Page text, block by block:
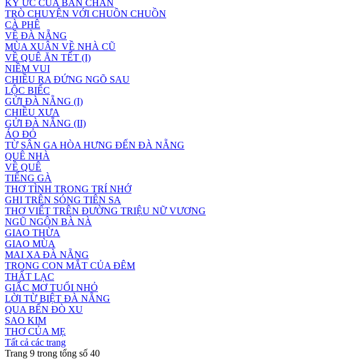
KÝ ỨC CỦA BÀN CHÂN
TRÒ CHUYỆN VỚI CHUỒN CHUỒN
CÀ PHÊ
VỀ ĐÀ NẴNG
MÙA XUÂN VỀ NHÀ CŨ
VỀ QUÊ ĂN TẾT (I)
NIỀM VUI
CHIỀU RA ĐỨNG NGÕ SAU
LỘC BIẾC
GỬI ĐÀ NẴNG (I)
CHIỀU XƯA
GỬI ĐÀ NẴNG (II)
ÁO ĐỎ
TỪ SÂN GA HÒA HƯNG ĐẾN ĐÀ NẴNG
QUÊ NHÀ
VỀ QUÊ
TIẾNG GÀ
THƠ TÌNH TRONG TRÍ NHỚ
GHI TRÊN SÓNG TIÊN SA
THƠ VIẾT TRÊN ĐƯỜNG TRIỆU NỮ VƯƠNG
NGŨ NGÔN BÀ NÀ
GIAO THỪA
GIAO MÙA
MAI XA ĐÀ NẴNG
TRONG CON MẮT CỦA ĐÊM
THẤT LẠC
GIẤC MƠ TUỔI NHỎ
LỜI TỪ BIỆT ĐÀ NẴNG
QUA BẾN ĐÒ XU
SAO KIM
THƠ CỦA MẸ
Tất cả các trang
Trang 9 trong tổng số 40